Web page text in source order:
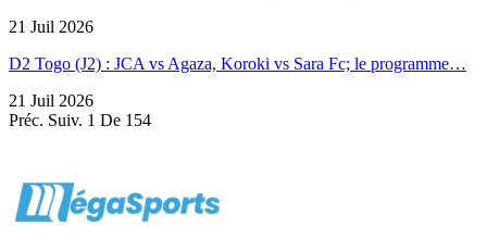
21 Juil 2026
D2 Togo (J2) : JCA vs Agaza, Koroki vs Sara Fc; le programme…
21 Juil 2026
Préc. Suiv. 1 De 154